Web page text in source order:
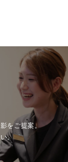
をご提案。
。